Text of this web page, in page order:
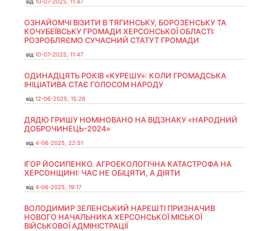
від 10-07-2025, 11:47
ОЗНАЙОМЧІ ВІЗИТИ В ТЯГИНСЬКУ, БОРОЗЕНСЬКУ ТА
КОЧУБЕЇВСЬКУ ГРОМАДИ ХЕРСОНСЬКОЇ ОБЛАСТІ:
РОЗРОБЛЯЄМО СУЧАСНИЙ СТАТУТ ГРОМАДИ
від 10-07-2025, 11:47
ОДИНАДЦЯТЬ РОКІВ «КУРЕШУ»: КОЛИ ГРОМАДСЬКА
ІНІЦІАТИВА СТАЄ ГОЛОСОМ НАРОДУ
від 12-06-2025, 15:26
ДЯДЮ ГРИШУ НОМІНОВАНО НА ВІДЗНАКУ «НАРОДНИЙ
ДОБРОЧИНЕЦЬ-2024»
від 4-06-2025, 22:51
ІГОР ЙОСИПЕНКО. АГРОЕКОЛОГІЧНА КАТАСТРОФА НА
ХЕРСОНЩИНІ: ЧАС НЕ ОБІЦЯТИ, А ДІЯТИ
від 4-06-2025, 19:17
ВОЛОДИМИР ЗЕЛЕНСЬКИЙ НАРЕШТІ ПРИЗНАЧИВ
НОВОГО НАЧАЛЬНИКА ХЕРСОНСЬКОЇ МІСЬКОЇ
ВІЙСЬКОВОЇ АДМІНІСТРАЦІЇ